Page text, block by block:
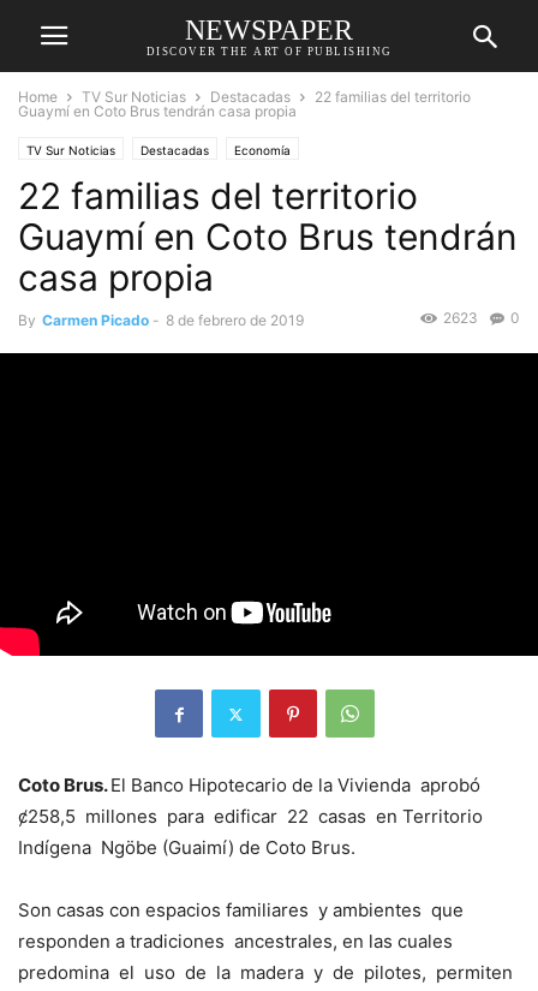
NEWSPAPER
DISCOVER THE ART OF PUBLISHING
Home TV Sur Noticias Destacadas
22 familias del territorio
Guaymí en Coto Brus tendrán casa propia
TV Sur Noticias Destacadas Economía
22 familias del territorio
Guaymí en Coto Brus tendrán
casa propia
By Carmen Picado - 8 de febrero de 2019 0
2623
Coto Brus.El Banco Hipotecario de la Vivienda aprobó
ȼ258,5 millones para edificar 22 casas en Territorio
Indígena Ngöbe (Guaimí) de Coto Brus.
Son casas con espacios familiares y ambientes que
responden a tradiciones ancestrales, en las cuales
predomina el uso de la madera y de pilotes, permiten